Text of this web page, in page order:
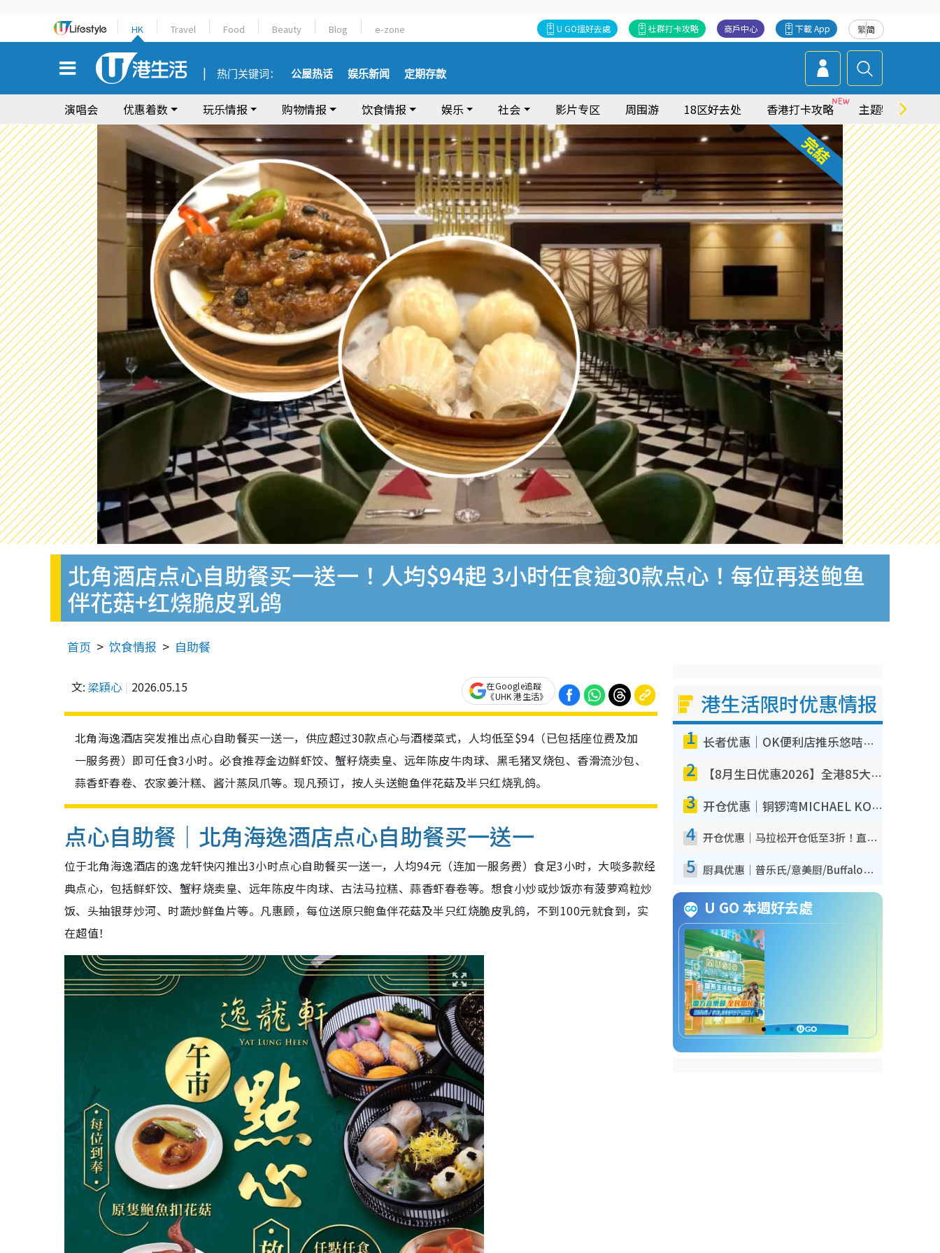
HK Travel Food Beauty Blog e-zone 繁简
下載 App
商戶中心
社群打卡攻略
U GO搵好去處
热门关键词： 公屋热话 娱乐新闻 定期存款
演唱会 优惠着数 玩乐情报 购物情报 饮食情报 娱乐 社会 影片专区 周围游 18区好去处 香港打卡攻略 主题特集
北角酒店点心自助餐买一送一！人均$94起 3小时任食逾30款点心！每位再送鲍鱼
伴花菇+红烧脆皮乳鸽
首页 饮食情报 自助餐
文: 梁穎心 2026.05.15
在Google追蹤
《UHK 港生活》
北角海逸酒店突发推出点心自助餐买一送一，供应超过30款点心与酒楼菜式，人均低至$94（已包括座位费及加
一服务费）即可任食3小时。必食推荐金边鲜虾饺、蟹籽烧卖皇、远年陈皮牛肉球、黑毛猪叉烧包、香滑流沙包、
蒜香虾春卷、农家姜汁糕、酱汁蒸凤爪等。现凡预订，按人头送鲍鱼伴花菇及半只红烧乳鸽。
点心自助餐｜北角海逸酒店点心自助餐买一送一
位于北角海逸酒店的逸龙轩快闪推出3小时点心自助餐买一送一，人均94元（连加一服务费）食足3小时，大啖多款经
典点心，包括鲜虾饺、蟹籽烧卖皇、远年陈皮牛肉球、古法马拉糕、蒜香虾春卷等。想食小炒或炒饭亦有菠萝鸡粒炒
饭、头抽银芽炒河、时蔬炒鲜鱼片等。凡惠顾，每位送原只鲍鱼伴花菇及半只红烧脆皮乳鸽，不到100元就食到，实
在超值！
港生活限时优惠情报
1 长者优惠｜OK便利店推乐悠咭优惠！买面包/牛奶/保健品拍卡即减
2 【8月生日优惠2026】全港85大食买玩著数攻略 自助餐/火锅放题同行免费＋诚品/DONKI送现金券
3 开仓优惠｜铜锣湾MICHAEL KORS开仓低至17折！直击$500起买手袋/钱包/鞋款 必买经典Jet Set系列
4 开仓优惠｜马拉松开仓低至3折！直击$99起买adidas／New Balance／Puma鞋款 STANLEY保温杯劈价至$119起
5 厨具优惠｜普乐氏/意美厨/Buffalo厨具低至3折！$89起买煎锅/炒锅/个人锅 同场小家电激减至$99起
U GO 本週好去處